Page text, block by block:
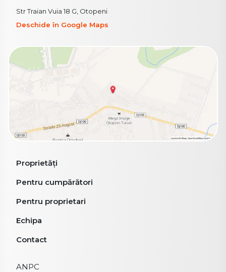
Str Traian Vuia 18 G, Otopeni
Deschide în Google Maps
Proprietăți
Pentru cumpărători
Pentru proprietari
Echipa
Contact
ANPC